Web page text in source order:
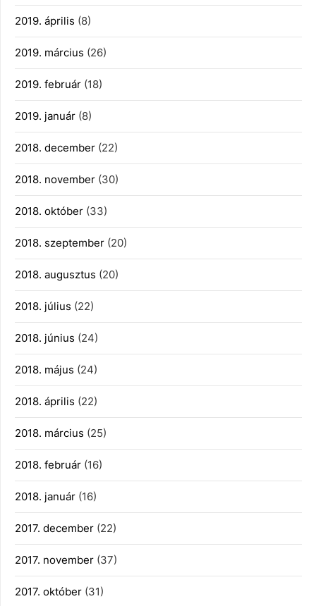
2019. április (8)
2019. március (26)
2019. február (18)
2019. január (8)
2018. december (22)
2018. november (30)
2018. október (33)
2018. szeptember (20)
2018. augusztus (20)
2018. július (22)
2018. június (24)
2018. május (24)
2018. április (22)
2018. március (25)
2018. február (16)
2018. január (16)
2017. december (22)
2017. november (37)
2017. október (31)